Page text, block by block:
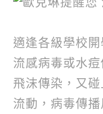
適逢各級學校
流感病毒或水
飛沫傳染，又
流動，病毒傳